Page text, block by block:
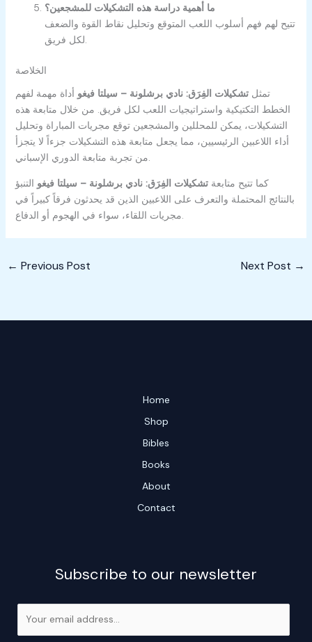
ما أهمية دراسة هذه التشكيلات للمشجعين؟
تتيح لهم فهم أسلوب اللعب المتوقع وتحليل نقاط القوة والضعف
لكل فريق.
الخلاصة
تمثلتشكيلات الفِرَق: نادي برشلونة – سيلتا فيغو أداة مهمة لفهم
الخطط التكتيكية واستراتيجيات اللعب لكل فريق. من خلال متابعة هذه
التشكيلات، يمكن للمحللين والمشجعين توقع مجريات المباراة وتحليل
أداء اللاعبين الرئيسيين، مما يجعل متابعة هذه التشكيلات جزءاً لا يتجزأ
كما تتيح متابعةتشكيلات الفِرَق: نادي برشلونة – سيلتا فيغو التنبؤ
بالنتائج المحتملة والتعرف على اللاعبين الذين قد يحدثون فرقاً كبيراً في
← Previous Post Next Post →
Home
Shop
Bibles
Books
About
Contact
Subscribe to our newsletter